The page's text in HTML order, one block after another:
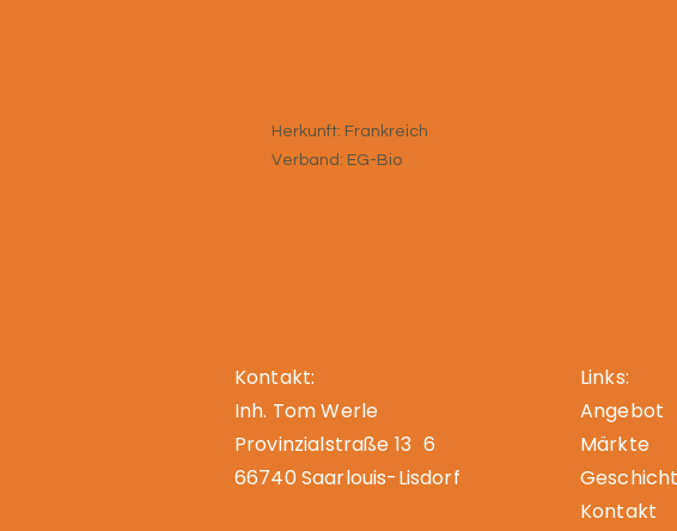
Herkunft: Frankreich
Verband: EG-Bio
Kontakt:
Inh. Tom Werle
Provinzialstraße 13 6
66740 Saarlouis-Lisdorf
Links:
Angebot
Märkte
Kontakt